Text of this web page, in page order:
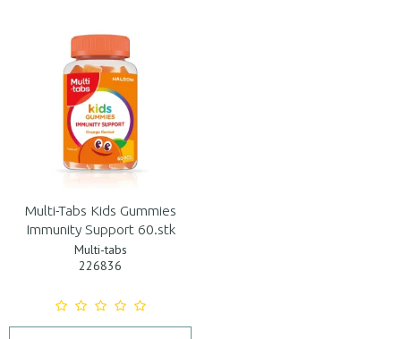
Multi-Tabs Kids Gummies
Immunity Support 60.stk
Multi-tabs
226836